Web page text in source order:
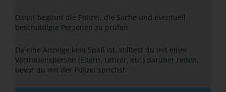
Damit beginnt die Polizei, die Sache und eventuell
beschuldigte Personen zu prüfen.
Da eine Anzeige kein Spaß ist, solltest du mit einer
Vertrauensperson (Eltern, Lehrer, etc.) darüber reden,
bevor du mit der Polizei sprichst.